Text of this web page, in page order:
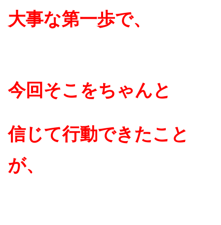
大事な第一歩で、
今回そこをちゃんと
信じて行動できたこと
が、